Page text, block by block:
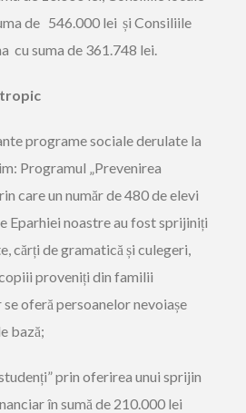
de 546.000 lei și Consiliile
cu suma de 361.748 lei.
programe sociale derulate la
Programul „Prevenirea
care un număr de 480 de elevi
Eparhiei noastre au fost sprijiniți
cărți de gramatică și culegeri,
proveniți din familii
oferă persoanelor nevoiașe
bază;
prin oferirea unui sprijin
în sumă de 210.000 lei